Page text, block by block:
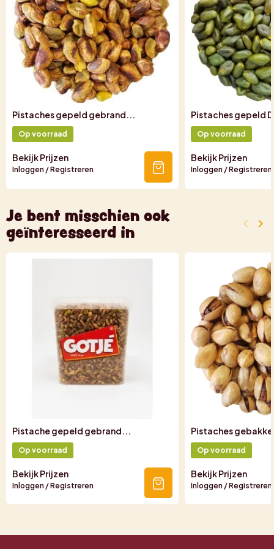
Pistaches gepeld gebrand...
Op voorraad
Bekijk Prijzen
Inloggen / Registreren
Pistaches gepeld
Op voorraad
Bekijk Prijzen
Inloggen / Registreren
Je bent misschien ook
geïnteresseerd in Vorige
keyboard_arrow_left keyboard_arrow_right
Pistache gepeld gebrand...
Op voorraad
Bekijk Prijzen
Inloggen / Registreren
Pistaches
Op voorraad
Bekijk Prijzen
Inloggen / Registreren